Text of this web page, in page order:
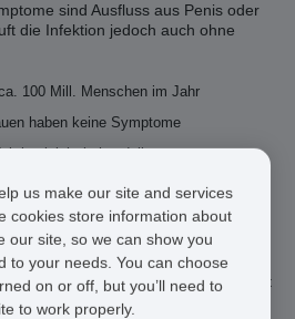
sind Ausfluss aus Penis oder
die Infektion jedoch auch ohne
100 Mill. Menschen im Jahr
haben keine Symptome
leicht behandelbar
Gonorrhö getestet wurden, jedoch
bekommen können,
Behandlung online bestellen.
und dem Ausfüllen unseres
schicken wir Ihnen Ihr Medikament
der Zustimmung des Arztes zu.
us make our site and services
cookies store information about
our site, so we can show you
to your needs. You can choose
on or off, but you’ll need to
to work properly.